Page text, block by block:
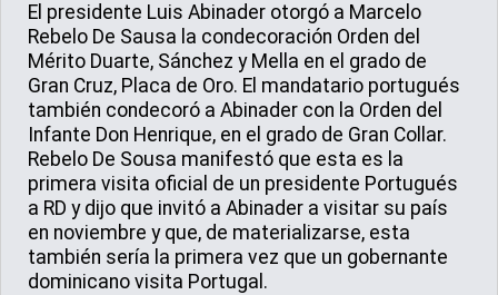
El presidente Luis Abinader otorgó a Marcelo
Rebelo De Sausa la condecoración Orden del
Mérito Duarte, Sánchez y Mella en el grado de
Gran Cruz, Placa de Oro. El mandatario portugués
también condecoró a Abinader con la Orden del
Infante Don Henrique, en el grado de Gran Collar.
Rebelo De Sousa manifestó que esta es la
primera visita oficial de un presidente Portugués
a RD y dijo que invitó a Abinader a visitar su país
en noviembre y que, de materializarse, esta
también sería la primera vez que un gobernante
dominicano visita Portugal.